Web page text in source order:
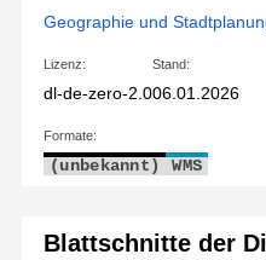
Geographie und
Lizenz:
dl-de-zero-2.0
Stand:
06.01.2026
Formate:
(unbekannt) WMS
Blattschnitte der